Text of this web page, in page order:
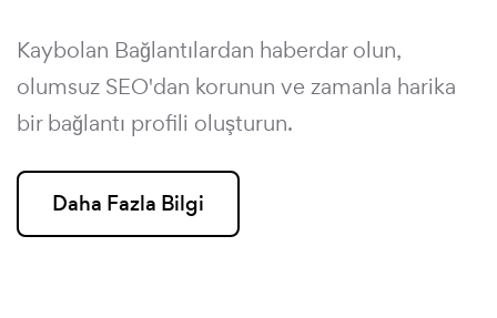
Kaybolan Bağlantılardan haberdar olun,
olumsuz SEO'dan korunun ve zamanla harika
bir bağlantı profili oluşturun.
Daha Fazla Bilgi